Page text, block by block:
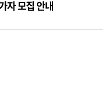
자 모집 안내